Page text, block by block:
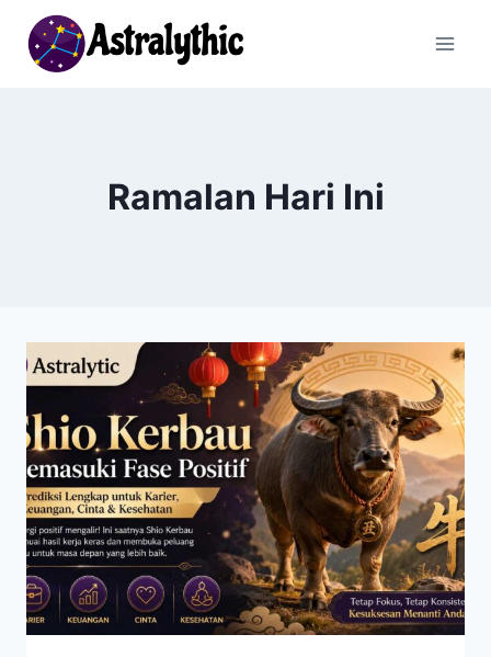
content
Ramalan Hari Ini